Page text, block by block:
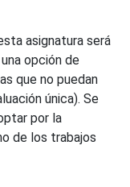
asignatura será
opción de
que no puedan
única). Se
por la
de los trabajos